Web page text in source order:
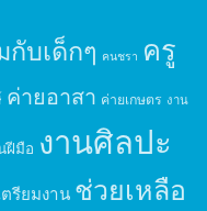
กับเด็กๆ คนชรา ครู
ค่ายอาสา ค่ายเกษตร งาน
ฝีมือ งานศิลปะ
รียมงาน ช่วยเหลือ